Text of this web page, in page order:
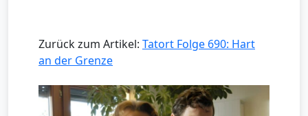
Zurück zum Artikel: Tatort Folge 690: Hart
an der Grenze